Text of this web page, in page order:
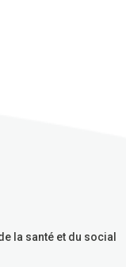
la santé et du social